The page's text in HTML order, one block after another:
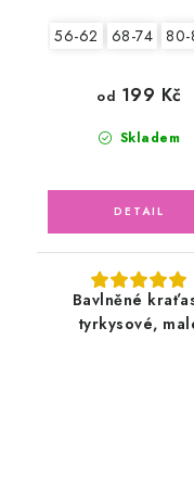
56-62 68-74 80-
Skladem
od 199 Kč
Bavlněné
tyrkysové,